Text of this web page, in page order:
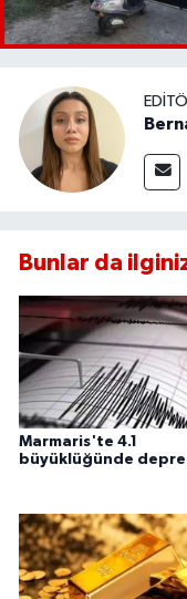
Bunlar da
Marmaris'te 4.1
büyüklüğünde